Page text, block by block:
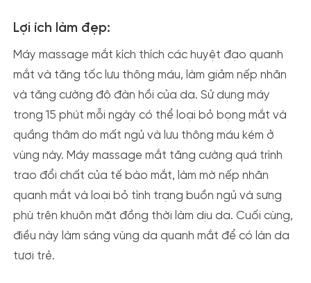
Lợi ích làm đẹp:
Máy massage mắt kích thích các huyệt đạo quanh
mắt và tăng tốc lưu thông máu, làm giảm nếp nhăn
và tăng cường độ đàn hồi của da. Sử dụng máy
trong 15 phút mỗi ngày có thể loại bỏ bọng mắt và
quầng thâm do mất ngủ và lưu thông máu kém ở
vùng này. Máy massage mắt tăng cường quá trình
trao đổi chất của tế bào mắt, làm mờ nếp nhăn
quanh mắt và loại bỏ tình trạng buồn ngủ và sưng
phù trên khuôn mặt đồng thời làm dịu da. Cuối cùng,
điều này làm sáng vùng da quanh mắt để có làn da
tươi trẻ.